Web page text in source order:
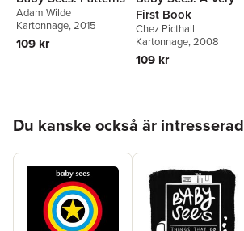
Adam Wilde
Kartonnage, 2015
109 kr
First Book
Chez Picthall
Kartonnage, 2008
109 kr
Du kanske också är